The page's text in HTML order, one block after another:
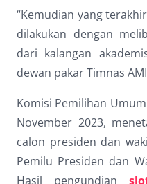
“Kemudian yang
dilakukan dengan
dari kalangan
dewan pakar Timnas
Komisi Pemilihan
November 2023,
calon presiden dan
Pemilu Presiden dan
Hasil pengundian